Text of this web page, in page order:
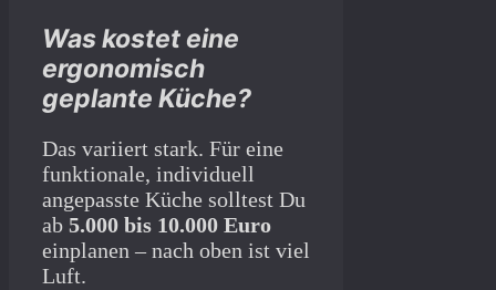
Was kostet eine
ergonomisch
geplante Küche?
Das variiert stark. Für eine
funktionale, individuell
angepasste Küche solltest Du
ab 5.000 bis 10.000 Euro
einplanen – nach oben ist viel
Luft.